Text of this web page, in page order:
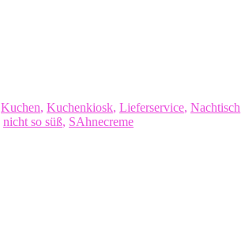
Kuchen, Kuchenkiosk, Lieferservice, Nachtisch
nicht so süß, SAhnecreme